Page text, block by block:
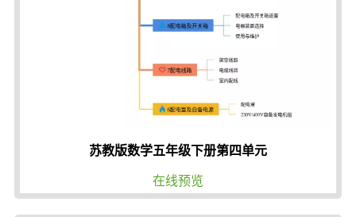
苏教版数学五年级下册第四单元
在线预览